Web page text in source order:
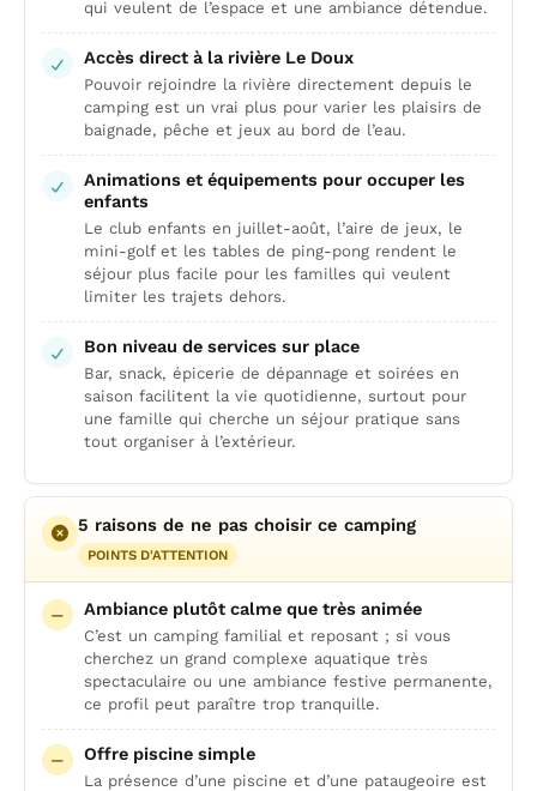
qui veulent de l’espace et une ambiance détendue.
Accès direct à la rivière Le Doux
Pouvoir rejoindre la rivière directement depuis le
camping est un vrai plus pour varier les plaisirs de
baignade, pêche et jeux au bord de l’eau.
Animations et équipements pour occuper les
enfants
Le club enfants en juillet-août, l’aire de jeux, le
mini-golf et les tables de ping-pong rendent le
séjour plus facile pour les familles qui veulent
limiter les trajets dehors.
Bon niveau de services sur place
Bar, snack, épicerie de dépannage et soirées en
saison facilitent la vie quotidienne, surtout pour
une famille qui cherche un séjour pratique sans
tout organiser à l’extérieur.
5 raisons de ne pas choisir ce camping
POINTS D'ATTENTION
Ambiance plutôt calme que très animée
C’est un camping familial et reposant ; si vous
cherchez un grand complexe aquatique très
spectaculaire ou une ambiance festive permanente,
ce profil peut paraître trop tranquille.
Offre piscine simple
La présence d’une piscine et d’une pataugeoire est